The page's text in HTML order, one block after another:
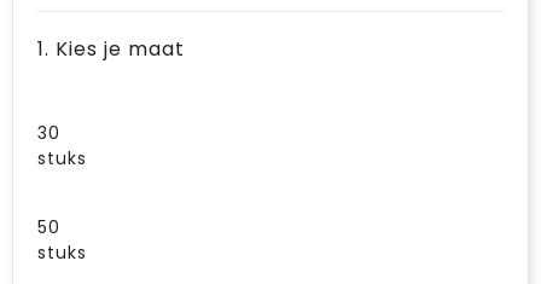
1. Kies je maat
30
stuks
50
stuks